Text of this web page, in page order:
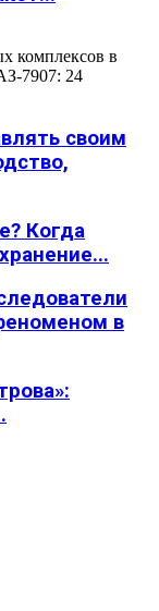
комплексов в
7907: 24
своим
Когда
в